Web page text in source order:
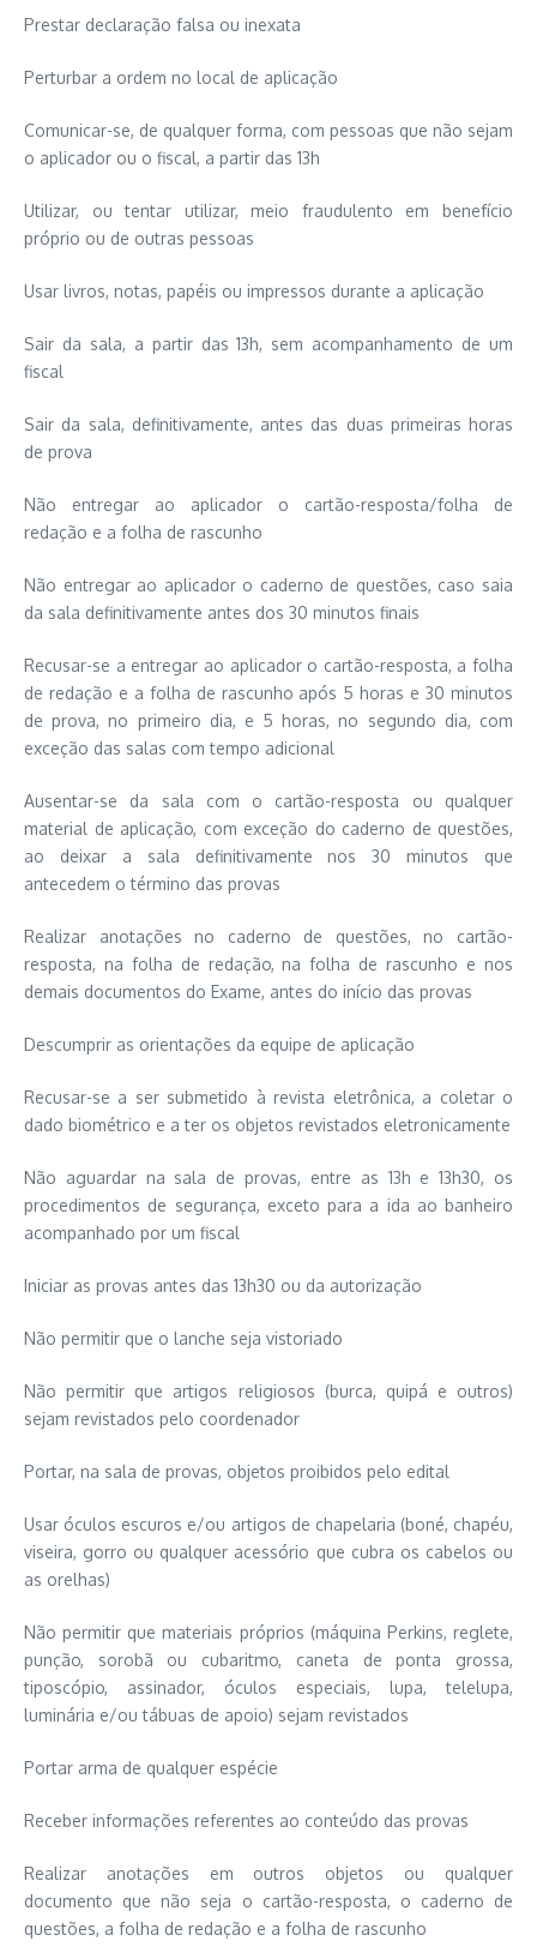
Prestar declaração falsa ou inexata
Perturbar a ordem no local de aplicação
Comunicar-se, de qualquer forma, com pessoas que não sejam
o aplicador ou o fiscal, a partir das 13h
Utilizar, ou tentar utilizar, meio fraudulento em benefício
próprio ou de outras pessoas
Usar livros, notas, papéis ou impressos durante a aplicação
Sair da sala, a partir das 13h, sem acompanhamento de um
fiscal
Sair da sala, definitivamente, antes das duas primeiras horas
de prova
Não entregar ao aplicador o cartão-resposta/folha de
redação e a folha de rascunho
Não entregar ao aplicador o caderno de questões, caso saia
da sala definitivamente antes dos 30 minutos finais
Recusar-se a entregar ao aplicador o cartão-resposta, a folha
de redação e a folha de rascunho após 5 horas e 30 minutos
de prova, no primeiro dia, e 5 horas, no segundo dia, com
exceção das salas com tempo adicional
Ausentar-se da sala com o cartão-resposta ou qualquer
material de aplicação, com exceção do caderno de questões,
ao deixar a sala definitivamente nos 30 minutos que
antecedem o término das provas
Realizar anotações no caderno de questões, no cartão-
resposta, na folha de redação, na folha de rascunho e nos
demais documentos do Exame, antes do início das provas
Descumprir as orientações da equipe de aplicação
Recusar-se a ser submetido à revista eletrônica, a coletar o
dado biométrico e a ter os objetos revistados eletronicamente
Não aguardar na sala de provas, entre as 13h e 13h30, os
procedimentos de segurança, exceto para a ida ao banheiro
acompanhado por um fiscal
Iniciar as provas antes das 13h30 ou da autorização
Não permitir que o lanche seja vistoriado
Não permitir que artigos religiosos (burca, quipá e outros)
sejam revistados pelo coordenador
Portar, na sala de provas, objetos proibidos pelo edital
Usar óculos escuros e/ou artigos de chapelaria (boné, chapéu,
viseira, gorro ou qualquer acessório que cubra os cabelos ou
as orelhas)
Não permitir que materiais próprios (máquina Perkins, reglete,
punção, sorobã ou cubaritmo, caneta de ponta grossa,
tiposcópio, assinador, óculos especiais, lupa, telelupa,
luminária e/ou tábuas de apoio) sejam revistados
Portar arma de qualquer espécie
Receber informações referentes ao conteúdo das provas
Realizar anotações em outros objetos ou qualquer
documento que não seja o cartão-resposta, o caderno de
questões, a folha de redação e a folha de rascunho